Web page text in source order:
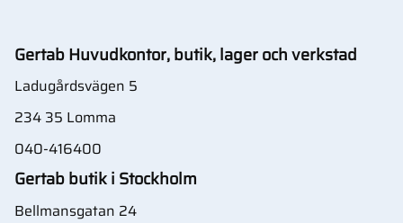
Gertab Huvudkontor, butik, lager och verkstad
Ladugårdsvägen 5
234 35 Lomma
040-416400
Gertab butik i Stockholm
Bellmansgatan 24